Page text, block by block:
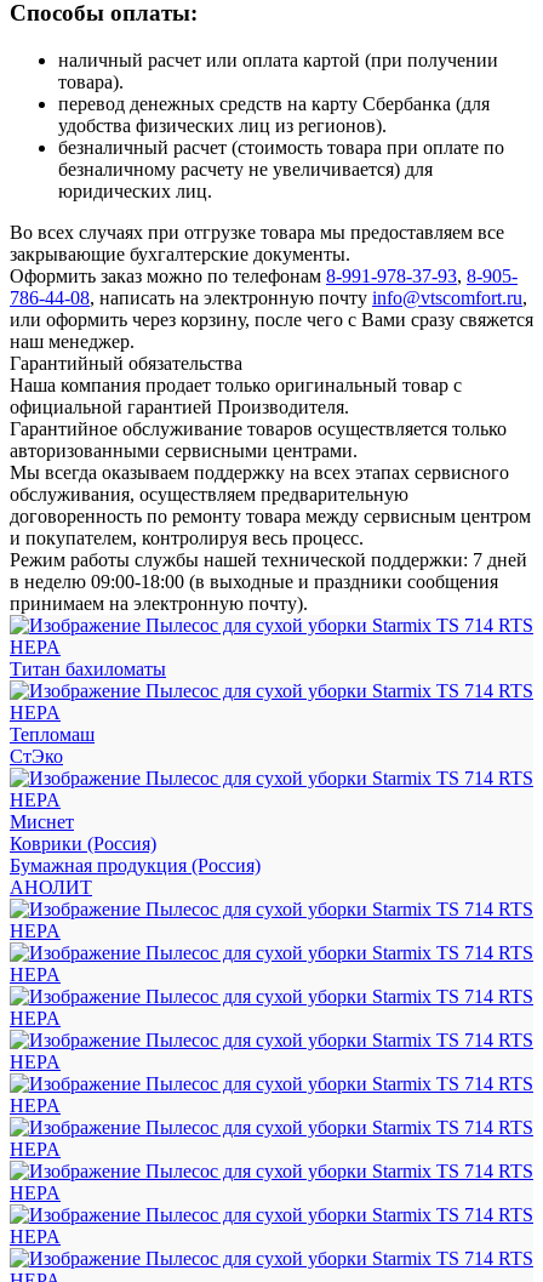
Способы оплаты:
наличный расчет или оплата картой (при получении
товара).
перевод денежных средств на карту Сбербанка (для
удобства физических лиц из регионов).
безналичный расчет (стоимость товара при оплате по
безналичному расчету не увеличивается) для
юридических лиц.
Во всех случаях при отгрузке товара мы предоставляем все
закрывающие бухгалтерские документы.
Оформить заказ можно по телефонам 8-991-978-37-93, 8-905-
786-44-08, написать на электронную почту info@vtscomfort.ru,
или оформить через корзину, после чего с Вами сразу свяжется
наш менеджер.
Гарантийный обязательства
Наша компания продает только оригинальный товар с
официальной гарантией Производителя.
Гарантийное обслуживание товаров осуществляется только
авторизованными сервисными центрами.
Мы всегда оказываем поддержку на всех этапах сервисного
обслуживания, осуществляем предварительную
договоренность по ремонту товара между сервисным центром
и покупателем, контролируя весь процесс.
Режим работы службы нашей технической поддержки: 7 дней
в неделю 09:00-18:00 (в выходные и праздники сообщения
принимаем на электронную почту).
Титан бахиломаты
Тепломаш
СтЭко
Миснет
Коврики (Россия)
Бумажная продукция (Россия)
АНОЛИТ